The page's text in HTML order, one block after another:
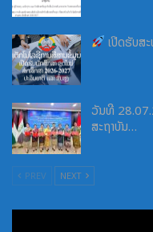
ເປີດຮັບ
ວັນທີ
ສະຖາບັນ…
PREV NEXT